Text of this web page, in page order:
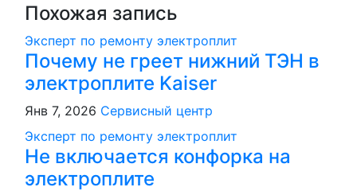
Похожая запись
Эксперт по ремонту электроплит
Почему не греет нижний ТЭН в
электроплите Kaiser
Янв 7, 2026 Сервисный центр
Эксперт по ремонту электроплит
Не включается конфорка на
электроплите